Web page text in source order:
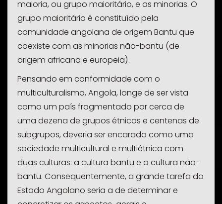
maioria, ou grupo maioritário, e as minorias. O
grupo maioritário é constituído pela
comunidade angolana de origem Bantu que
coexiste com as minorias não-bantu (de
origem africana e europeia).
Pensando em conformidade com o
multiculturalismo, Angola, longe de ser vista
como um país fragmentado por cerca de
uma dezena de grupos étnicos e centenas de
subgrupos, deveria ser encarada como uma
sociedade multicultural e multiétnica com
duas culturas: a cultura bantu e a cultura não-
bantu. Consequentemente, a grande tarefa do
Estado Angolano seria a de determinar e